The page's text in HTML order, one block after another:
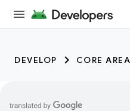
DEVELOP CORE